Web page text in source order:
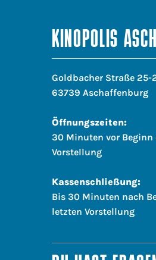
KINOPOLIS
Goldbacher Straße 25-
63739 Aschaffenburg
Öffnungszeiten:
30 Minuten vor Beginn
Vorstellung
Kassenschließung:
Bis 30 Minuten nach
letzten Vorstellung